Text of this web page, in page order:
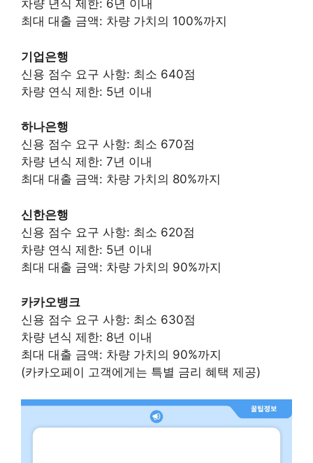
차량 년식 제한: 6년 이내
최대 대출 금액: 차량 가치의 100%까지
기업은행
신용 점수 요구 사항: 최소 640점
차량 연식 제한: 5년 이내
하나은행
신용 점수 요구 사항: 최소 670점
차량 년식 제한: 7년 이내
최대 대출 금액: 차량 가치의 80%까지
신한은행
신용 점수 요구 사항: 최소 620점
차량 연식 제한: 5년 이내
최대 대출 금액: 차량 가치의 90%까지
카카오뱅크
신용 점수 요구 사항: 최소 630점
차량 년식 제한: 8년 이내
최대 대출 금액: 차량 가치의 90%까지
(카카오페이 고객에게는 특별 금리 혜택 제공)